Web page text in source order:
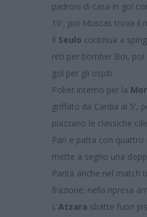
padroni di casa in gol
10', poi Muscas trova il
Il Seulo continua a
reti per bomber Boi, poi
gol per gli ospiti.
Poker interno per la
griffato da Cardia al 5',
piazzano le classiche
Pari e patta con
mette a segno una
Parità anche nel match
frazione; nella ripresa
L'Atzara sbatte fuori